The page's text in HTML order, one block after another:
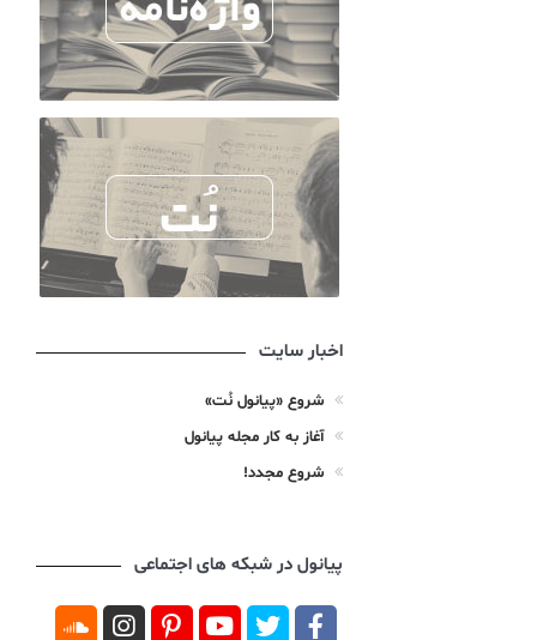
اخبار سایت
شروع «پیانول نُت»
آغاز به کار مجله پیانول
شروع مجدد!
پیانول در شبکه های اجتماعی